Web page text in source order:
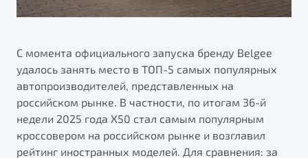
С момента официального запуска бренду Belgee
удалось занять место в ТОП-5 самых популярных
автопроизводителей, представленных на
российском рынке. В частности, по итогам 36-й
недели 2025 года X50 стал самым популярным
кроссовером на российском рынке и возглавил
рейтинг иностранных моделей. Для сравнения: за